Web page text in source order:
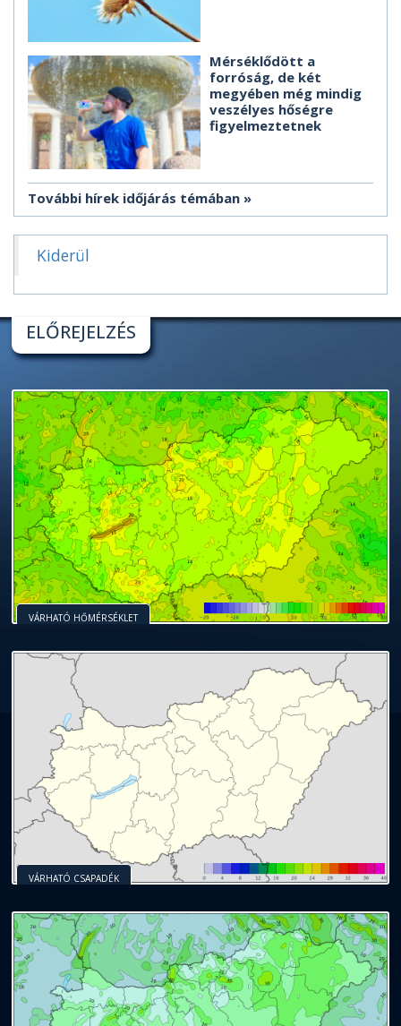
Mérséklődött a
forróság, de két
megyében még mindig
veszélyes hőségre
figyelmeztetnek
További hírek időjárás témában
Kiderül
ELŐREJELZÉS
VÁRHATÓ HŐMÉRSÉKLET
VÁRHATÓ CSAPADÉK